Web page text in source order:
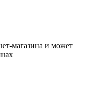
магазина и может